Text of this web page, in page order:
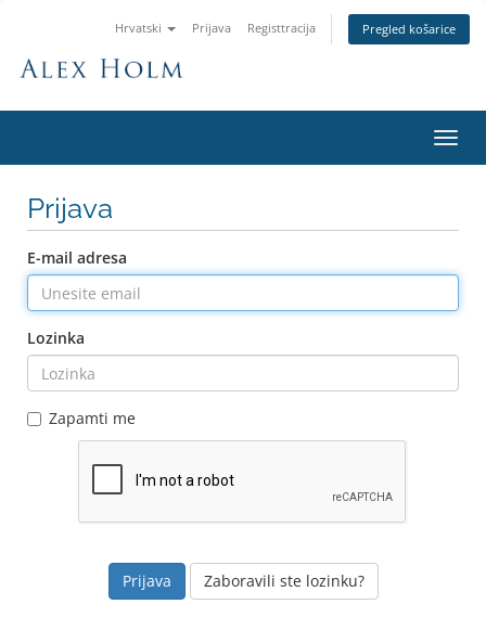
Hrvatski Prijava Registtracija Pregled košarice
Prijava
E-mail adresa
Lozinka
Zapamti me
Zaboravili ste lozinku?